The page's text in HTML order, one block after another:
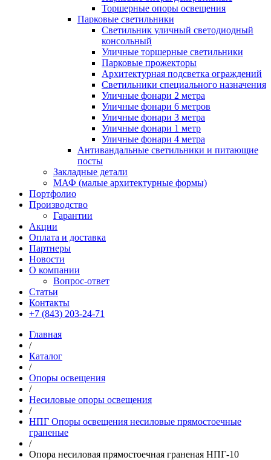
Торшерные опоры освещения
Парковые светильники
Светильник уличный светодиодный
консольный
Уличные торшерные светильники
Парковые прожекторы
Архитектурная подсветка ограждений
Светильники специального назначения
Уличные фонари 2 метра
Уличные фонари 6 метров
Уличные фонари 3 метра
Уличные фонари 1 метр
Уличные фонари 4 метра
Антивандальные светильники и питающие
посты
Закладные детали
МАФ (малые архитектурные формы)
Портфолио
Производство
Гарантии
Акции
Оплата и доставка
Партнеры
Новости
О компании
Вопрос-ответ
Статьи
Контакты
+7 (843) 203-24-71
Главная
/
Каталог
/
Опоры освещения
/
Несиловые опоры освещения
/
НПГ Опоры освещения несиловые прямостоечные
граненые
/
Опора несиловая прямостоечная граненая НПГ-10